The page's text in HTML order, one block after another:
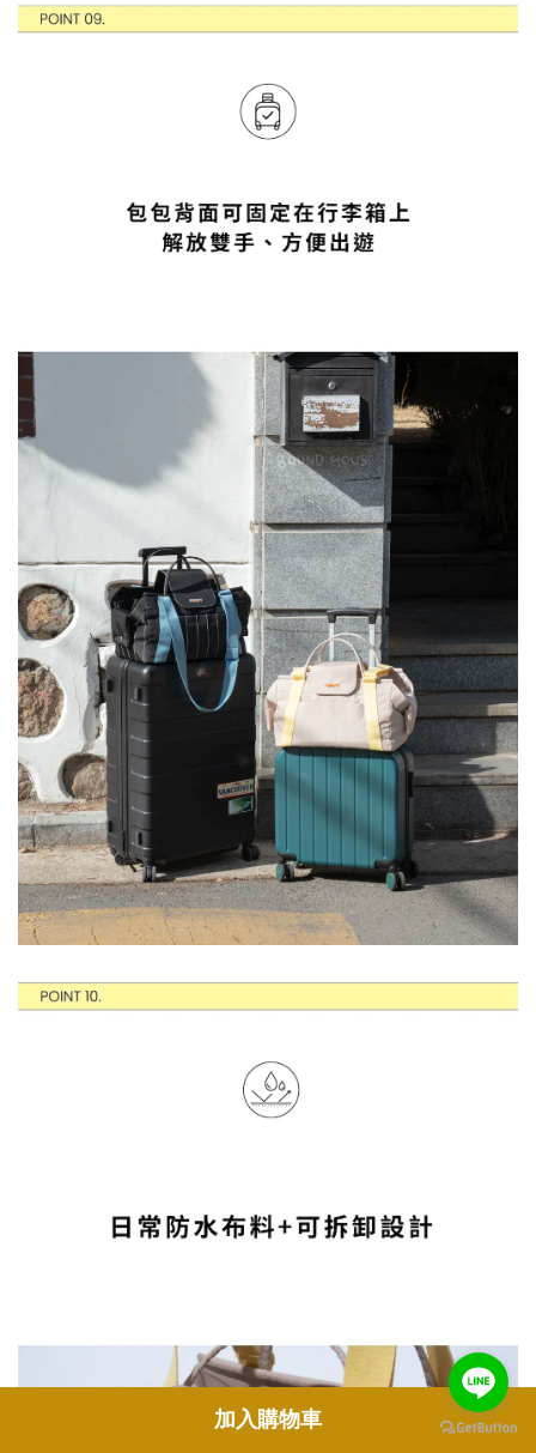
加入購物車